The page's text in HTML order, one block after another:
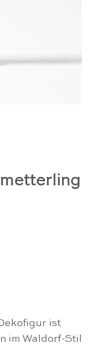
ist
im Waldorf-Stil